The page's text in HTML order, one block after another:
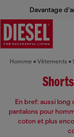
Davantage
Homme Vêtements
En bref: aussi
pantalons pour
coton et plus